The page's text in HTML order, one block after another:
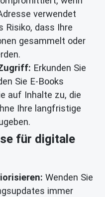
verwendet
Risiko, dass Ihre
gesammelt oder
Erkunden Sie
Sie E-Books
auf Inhalte zu, die
Ihre langfristige
für digitale
Wenden Sie
immer